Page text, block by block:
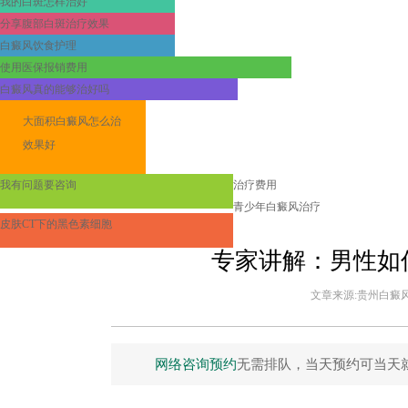
分享腹部白斑治疗效果
白癜风饮食护理
使用医保报销费用
白癜风真的能够治好吗
大面积白癜风怎么治
效果好
我有问题要咨询
皮肤CT下的黑色素细胞
治疗费用
青少年白癜风治疗
专家讲解：男性
文章来源:贵州白癜
网络咨询预约无需排队，当天预约可当天